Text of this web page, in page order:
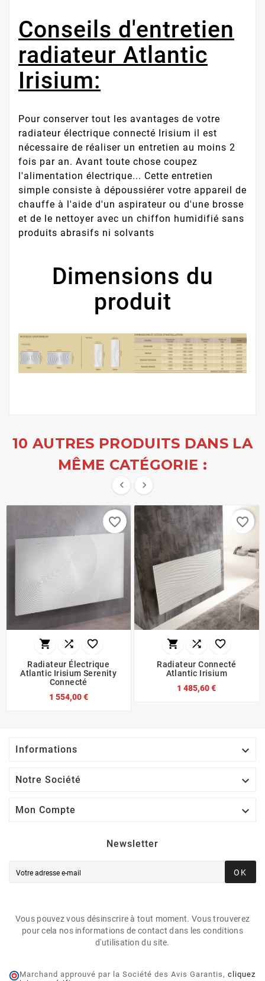
Conseils d'entretien
radiateur Atlantic
Irisium:
Pour conserver tout les avantages de votre
radiateur électrique connecté Irisium il est
nécessaire de réaliser un entretien au moins 2
fois par an. Avant toute chose coupez
l'alimentation électrique... Cette entretien
simple consiste à dépoussiérer votre appareil de
chauffe à l'aide d'un aspirateur ou d'une brosse
et de le nettoyer avec un chiffon humidifié sans
produits abrasifs ni solvants
Dimensions du
produit
10 AUTRES PRODUITS DANS LA
MÊME CATÉGORIE :
 
  
Radiateur Électrique
Atlantic Irisium Serenity
Connecté
1 554,00 €
favorite_border
  
Radiateur Connecté
Atlantic Irisium
1 485,60 €
favorite_border
Informations 
Notre Société 
Mon Compte 
Newsletter
OK
Vous pouvez vous désinscrire à tout moment. Vous trouverez
pour cela nos informations de contact dans les conditions
d'utilisation du site.
Marchand approuvé par la Société des Avis Garantis, cliquez